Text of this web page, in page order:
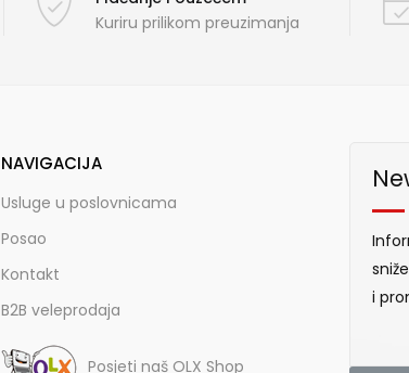
Kuriru prilikom preuzimanja
NAVIGACIJA
Usluge u poslovnicama
Posao
Kontakt
B2B veleprodaja
Posjeti naš OLX Shop
i